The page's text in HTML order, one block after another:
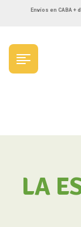
Envíos en CABA +
LA